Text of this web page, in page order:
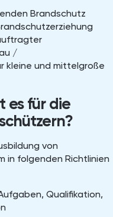
Brandschutz
/
kleine und mittelgroße
es für die
von
in folgenden Richtlinien
Qualifikation,